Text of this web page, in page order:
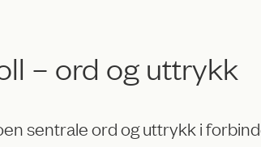
– ord og uttrykk
sentrale ord og uttrykk i